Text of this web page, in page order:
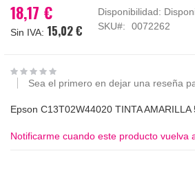
la
galería
18,17 €
15,02 €
Disponibilidad:
SKU
0072262
Sea el primero en dejar una reseña
Epson C13T02W44020 TINTA AMARILLA
Notificarme cuando este producto vuelva